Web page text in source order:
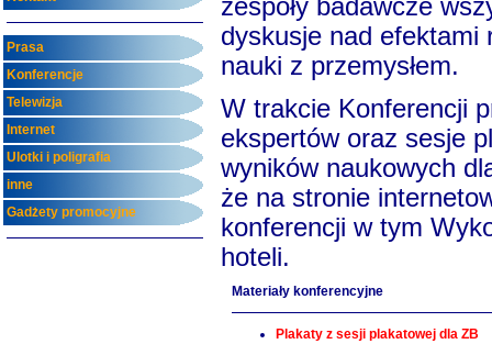
Prasa
Konferencje
Telewizja
Internet
Ulotki i poligrafia
inne
Gadżety promocyjne
zespoły badawcze
dyskusje nad efektami
nauki z przemysłem.
W trakcie Konferencji
ekspertów oraz sesje
wyników naukowych
że na stronie
konferencji w tym
hoteli.
Materiały konferencyjne
Plakaty z sesji plakatowej dla ZB